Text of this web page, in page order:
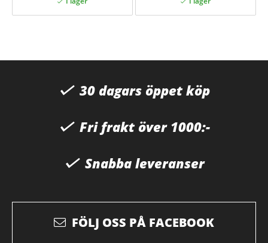
30 dagars öppet köp
Fri frakt över 1000:-
Snabba leveranser
FÖLJ OSS PÅ FACEBOOK